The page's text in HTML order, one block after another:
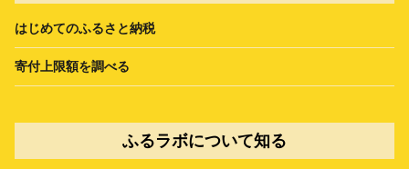
はじめてのふるさと納税
寄付上限額を調べる
ふるラボについて知る